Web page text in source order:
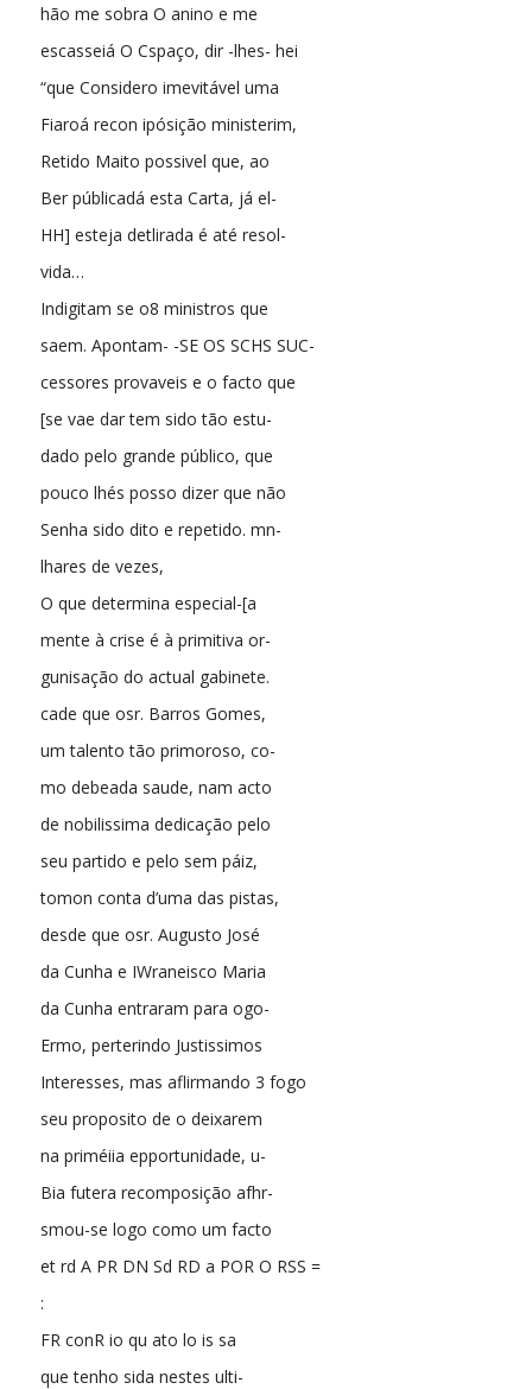
hão me sobra O anino e me
escasseiá O Cspaço, dir -lhes- hei
“que Considero imevitável uma
Fiaroá recon ipósição ministerim,
Retido Maito possivel que, ao
Ber públicadá esta Carta, já el-
HH] esteja detlirada é até resol-
vida…
Indigitam se o8 ministros que
saem. Apontam- -SE OS SCHS SUC-
cessores provaveis e o facto que
[se vae dar tem sido tão estu-
dado pelo grande público, que
pouco lhés posso dizer que não
Senha sido dito e repetido. mn-
lhares de vezes,
O que determina especial-[a
mente à crise é à primitiva or-
gunisação do actual gabinete.
cade que osr. Barros Gomes,
um talento tão primoroso, co-
mo debeada saude, nam acto
de nobilissima dedicação pelo
seu partido e pelo sem páiz,
tomon conta d’uma das pistas,
desde que osr. Augusto José
da Cunha e IWraneisco Maria
da Cunha entraram para ogo-
Ermo, perterindo Justissimos
Interesses, mas aflirmando 3 fogo
seu proposito de o deixarem
na priméiia epportunidade, u-
Bia futera recomposição afhr-
smou-se logo como um facto
et rd A PR DN Sd RD a POR O RSS =
:
FR conR io qu ato lo is sa
que tenho sida nestes ulti-